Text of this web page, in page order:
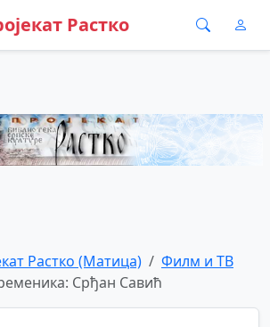
Растко
Растко (Матица)
Филм и ТВ
Срђан Савић